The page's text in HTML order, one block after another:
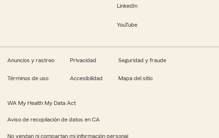
LinkedIn
YouTube
Anuncios y rastreo Privacidad Seguridad y fraude
Términos de uso Accesibilidad Mapa del sitio
WA My Health My Data Act
Aviso de recopilación de datos en CA
No vendan ni compartan mi información personal